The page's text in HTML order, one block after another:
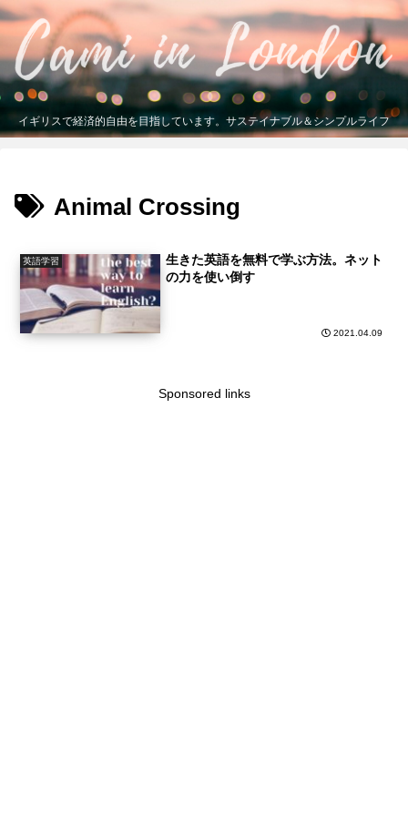
イギリスで経済的自由を目指しています。サステイナブル＆シンプルライフ
Animal Crossing
英語学習
生きた英語を無料で学ぶ方法。ネット
の力を使い倒す
2021.04.09
Sponsored links